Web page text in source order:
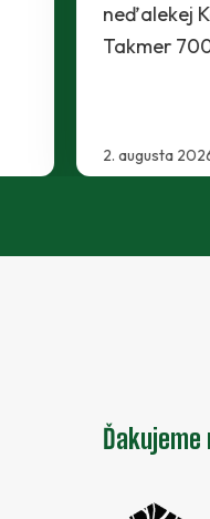
30. júla 2026
Baníkmi
konca…